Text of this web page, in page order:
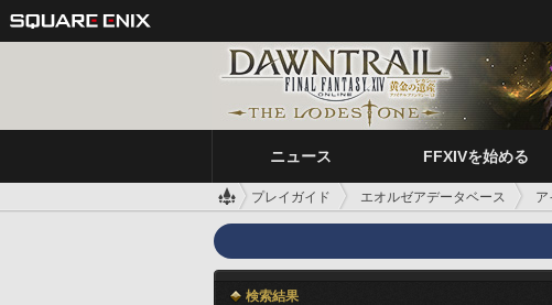
ニュース FFXIVを始める
プレイガイド エオルゼアデータベース ア
検索結果